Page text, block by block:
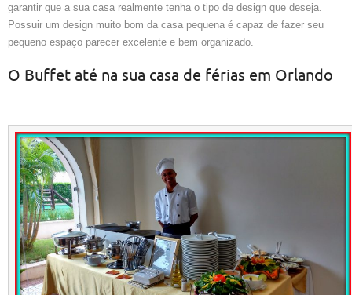
garantir que a sua casa realmente tenha o tipo de design que deseja.
Possuir um design muito bom da casa pequena é capaz de fazer seu
pequeno espaço parecer excelente e bem organizado.
O Buffet até na sua casa de férias em Orlando